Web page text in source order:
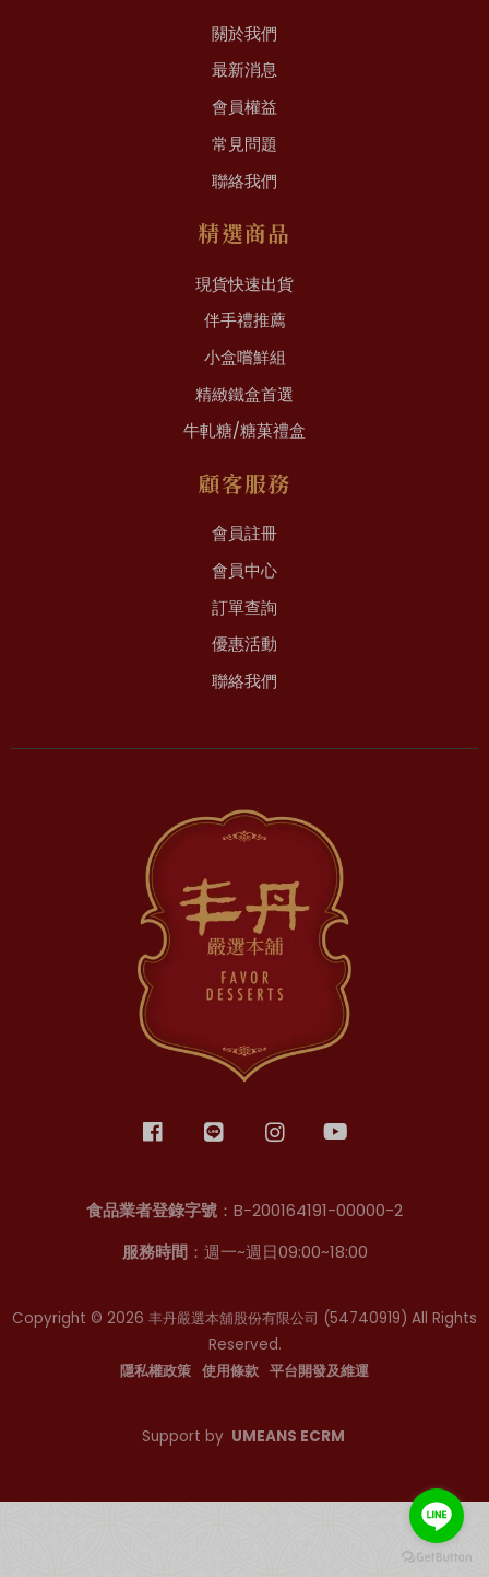
關於我們
最新消息
會員權益
常見問題
聯絡我們
精選商品
現貨快速出貨
伴手禮推薦
小盒嚐鮮組
精緻鐵盒首選
牛軋糖/糖菓禮盒
顧客服務
會員註冊
會員中心
訂單查詢
優惠活動
聯絡我們
食品業者登錄字號 ：B-200164191-00000-2
服務時間：週一~週日09:00~18:00
Copyright © 2026 丰丹嚴選本舖股份有限公司 (54740919) All Rights
Reserved.
隱私權政策 使用條款 平台開發及維運
Support by UMEANS ECRM